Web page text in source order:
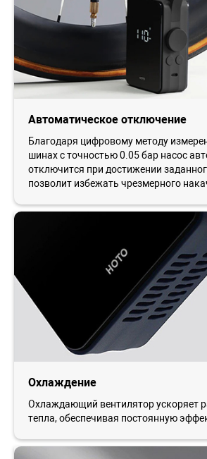
Автоматическое отключение
Благодаря цифровому методу
шинах с точностью 0.05 бар насос
отключится при достижении
позволит избежать чрезмерного
Охлаждение
Охлаждающий вентилятор ускоряет
тепла, обеспечивая постоянную